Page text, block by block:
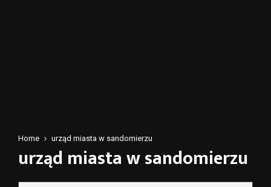
Home urząd miasta w sandomierzu
urząd miasta w sandomierzu